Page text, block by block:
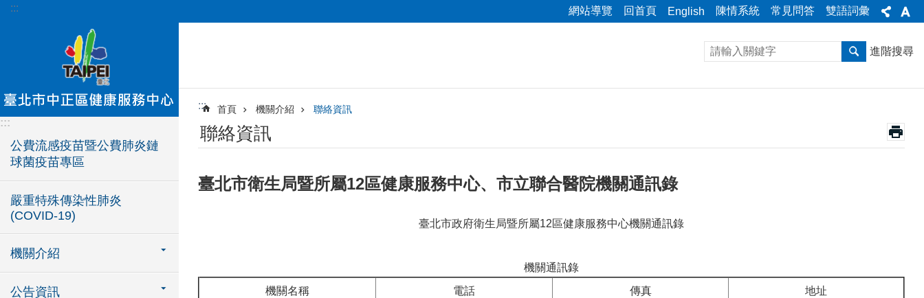
跳到主要內容區塊
::: 網站導覽 回首頁 English 陳情系統 常見問答 雙語詞彙
:::
公費流感疫苗暨公費肺炎鏈
球菌疫苗專區
嚴重特殊傳染性肺炎
(COVID-19)
機關介紹
公告資訊
進階搜尋
::: 首頁 機關介紹 聯絡資訊
聯絡資訊
臺北市衛生局暨所屬12區健康服務中心、市立聯合醫院機關通訊錄
臺北市政府衛生局暨所屬12區健康服務中心機關通訊錄
機關通訊錄
機關名稱
電話 傳真 地址